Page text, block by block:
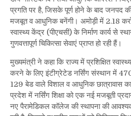
प्रगति पर है, जिसके पूर्ण होने के बाद जनपद
मजबूत व आधुनिक बनेंगी। अमोड़ी में 2.18
स्वास्थ्य केंद्र (पीएचसी) के निर्माण कार्य से
गुणवत्तापूर्ण चिकित्सा सेवाएं प्राप्त हो रही हैं।
मुख्यमंत्री ने कहा कि राज्य में प्रशिक्षित
करने के लिए इंटीग्रेटेड नर्सिंग संस्थान में
129 बेड वाले विशाल व आधुनिक छात्रावास का
प्रदेश में नर्सिंग शिक्षा को एक नई मजबूती
नए पैरामेडिकल कॉलेज की स्थापना की आवश्यक